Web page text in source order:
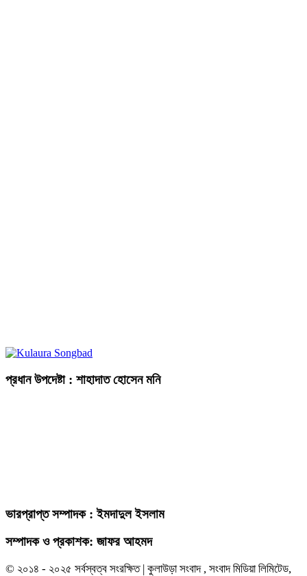
প্রধান উপদেষ্টা : শাহাদাত হোসেন মনি
ভারপ্রাপ্ত সম্পাদক : ইমদাদুল ইসলাম
সম্পাদক ও প্রকাশক: জাফর আহমদ
© ২০১৪ - ২০২৫ সর্বস্বত্ব সংরক্ষিত | কুলাউড়া সংবাদ , সংবাদ মিডিয়া লিমিটেড,